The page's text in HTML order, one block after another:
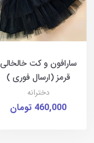
سارافون و کت خالخالی
قرمز (ارسال فوری )
دخترانه
460,000 تومان